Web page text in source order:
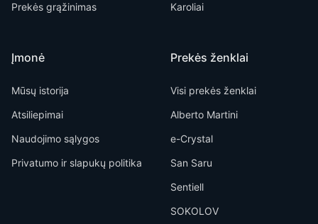
Prekės grąžinimas
Įmonė
Mūsų istorija
Atsiliepimai
Naudojimo sąlygos
Privatumo ir slapukų politika
Karoliai
Prekės ženklai
Visi prekės ženklai
Alberto Martini
e-Crystal
San Saru
Sentiell
SOKOLOV